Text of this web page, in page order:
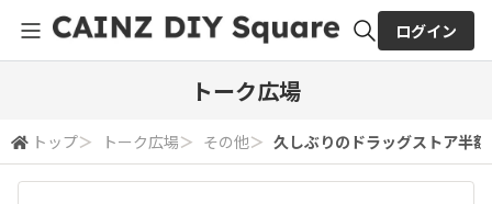
検索
ログイン
トーク広場
トップ＞ トーク広場＞ その他＞ 久しぶりのドラッグストア半